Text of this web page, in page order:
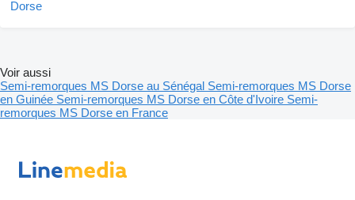
Voir aussi
Semi-remorques MS Dorse au Sénégal Semi-remorques MS Dorse
en Guinée Semi-remorques MS Dorse en Côte d'Ivoire Semi-
remorques MS Dorse en France